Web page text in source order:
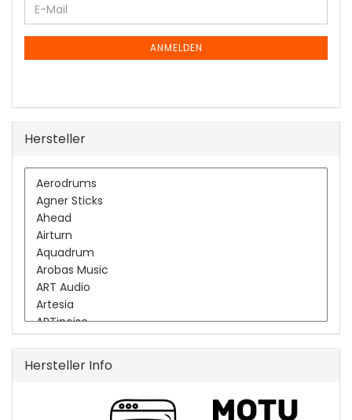
ZUR
NEWSLETTER-
E-
Mail
ANMELDEN
Hersteller
Hersteller Info